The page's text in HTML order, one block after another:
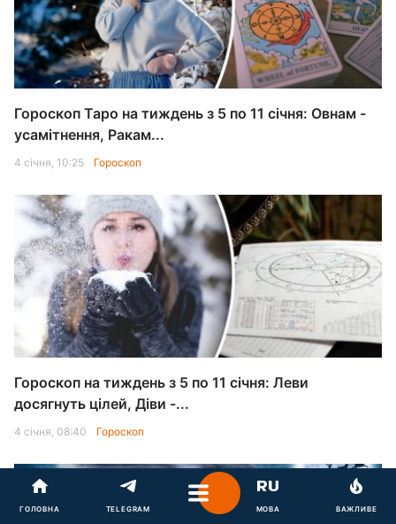
Гороскоп Таро на тиждень з 5 по 11 січня: Овнам -
усамітнення, Ракам...
4 січня, 10:25 Гороскоп
Гороскоп на тиждень з 5 по 11 січня: Леви
досягнуть цілей, Діви -...
4 січня, 08:40 Гороскоп
ГОЛОВНА TELEGRAM МОВА ВАЖЛИВЕ